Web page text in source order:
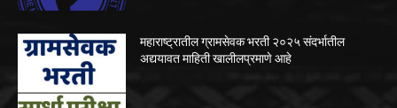
महाराष्ट्रातील ग्रामसेवक भरती २०२५ संदर्भातील
अद्ययावत माहिती खालीलप्रमाणे आहे